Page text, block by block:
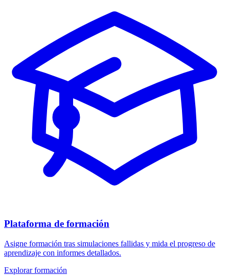
Plataforma de formación
Asigne formación tras simulaciones fallidas y mida el progreso de
aprendizaje con informes detallados.
Explorar formación